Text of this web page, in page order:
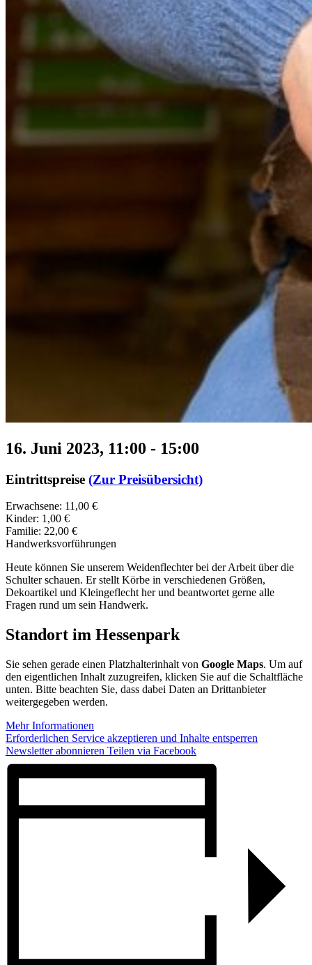
16. Juni 2023, 11:00 - 15:00
Eintrittspreise (Zur Preisübersicht)
Erwachsene: 11,00 €
Kinder: 1,00 €
Familie: 22,00 €
Handwerksvorführungen
Heute können Sie unserem Weidenflechter bei der Arbeit über die
Schulter schauen. Er stellt Körbe in verschiedenen Größen,
Dekoartikel und Kleingeflecht her und beantwortet gerne alle
Fragen rund um sein Handwerk.
Standort im Hessenpark
Sie sehen gerade einen Platzhalterinhalt von Google Maps. Um auf
den eigentlichen Inhalt zuzugreifen, klicken Sie auf die Schaltfläche
unten. Bitte beachten Sie, dass dabei Daten an Drittanbieter
weitergegeben werden.
Mehr Informationen
Erforderlichen Service akzeptieren und Inhalte entsperren
Newsletter abonnieren Teilen via Facebook